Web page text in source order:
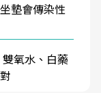
墊會傳染性
氧水、白藥